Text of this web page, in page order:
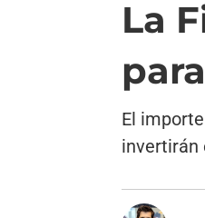
La
El
invertirán